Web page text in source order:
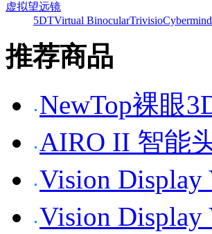
虚拟望远镜
5DTVirtual BinocularTrivisioCybermind
推荐商品
NewTop裸眼
AIRO II 智能
Vision Display
Vision